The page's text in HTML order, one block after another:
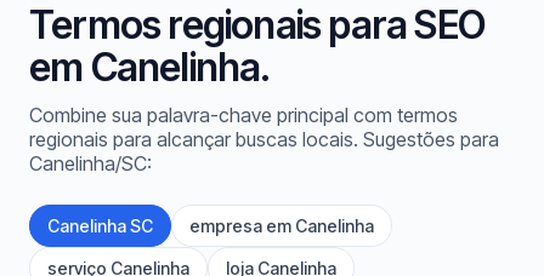
Termos regionais para SEO
em Canelinha.
Combine sua palavra-chave principal com termos
regionais para alcançar buscas locais. Sugestões para
Canelinha/SC:
Canelinha SC empresa em Canelinha
serviço Canelinha loja Canelinha